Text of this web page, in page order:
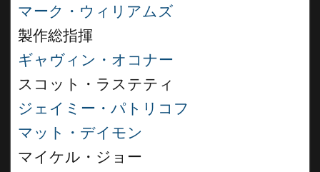
マーク・ウィリアムズ
製作総指揮
ギャヴィン・オコナー
スコット・ラステティ
ジェイミー・パトリコフ
マット・デイモン
マイケル・ジョー